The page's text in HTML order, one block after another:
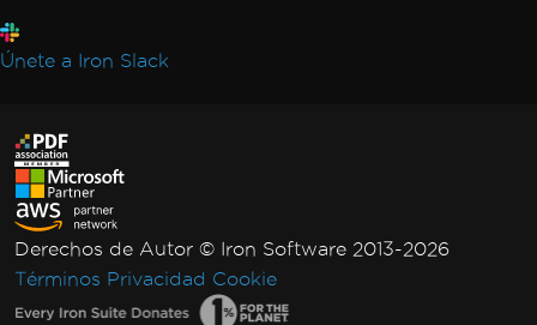
Únete a Iron Slack
Derechos de Autor © Iron Software 2013-2026
Términos Privacidad Cookie